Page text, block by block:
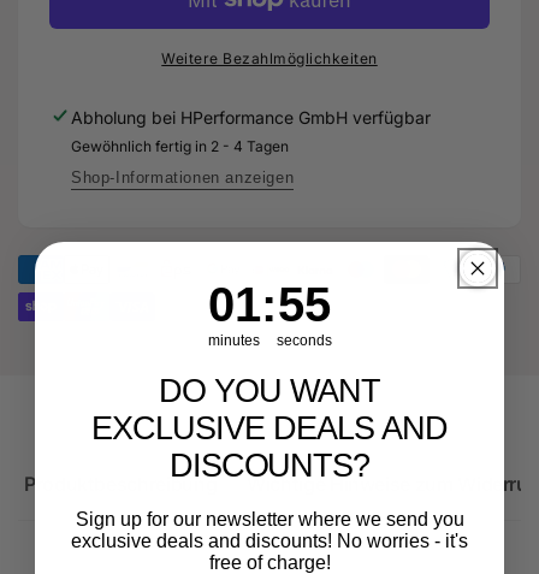
419
689
Original
Ersatzteil
für
8W0
419
-
Original
Ersatzteil
Weitere Bezahlmöglichkeiten
Abholung bei HPerformance GmbH verfügbar
Gewöhnlich fertig in 2 - 4 Tagen
Shop-Informationen anzeigen
Produktbeschreibung Wichtige Hinweise zum
Countdown ends in:
1
01
minutes
: 55
55
seconds
DO YOU WANT
EXCLUSIVE DEALS AND
DISCOUNTS?
Sign up for our newsletter where we send you
exclusive deals and discounts! No worries - it's
free of charge!